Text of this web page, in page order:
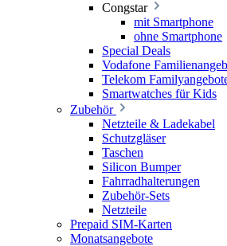
Congstar
mit Smartphone
ohne Smartphone
Special Deals
Vodafone
Telekom
Smartwatches für Kids
Zubehör
Netzteile & Ladekabel
Schutzgläser
Taschen
Silicon Bumper
Fahrradhalterungen
Zubehör-Sets
Netzteile
Prepaid SIM-Karten
Monatsangebote